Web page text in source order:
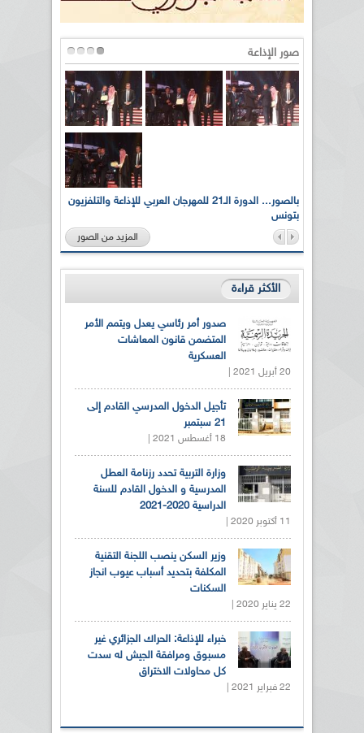
صور الإذاعة
بالصور... الدورة الـ21 للمهرجان العربي للإذاعة والتلفزيون
بتونس
المزيد من الصور
الأكثر قراءة
صدور أمر رئاسي يعدل ويتمم الأمر
المتضمن قانون المعاشات
العسكرية
20 أبريل 2021 |
تأجيل الدخول المدرسي القادم إلى
21 سبتمبر
18 أغسطس 2021 |
وزارة التربية تحدد رزنامة العطل
المدرسية و الدخول القادم للسنة
الدراسية 2020-2021
11 أكتوبر 2020 |
وزير السكن ينصب اللجنة التقنية
المكلفة بتحديد أسباب عيوب انجاز
السكنات
22 يناير 2020 |
خبراء للإذاعة: الحراك الجزائري غير
مسبوق ومرافقة الجيش له سدت
كل محاولات الاختراق
22 فبراير 2021 |